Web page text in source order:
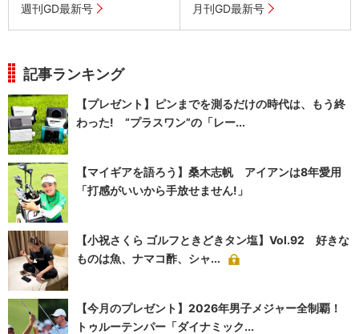
週刊GD最新号 月刊GD最新号
記事ランキング
【プレゼント】ピンまでを測るだけの時代は、もう終
わった! “プラスワン”の「レー...
【マイギアを語ろう】桑木志帆 アイアンは8年愛用
「打感がいいから手放せません!」
【小祝さくら ゴルフときどきタン塩】Vol.92 好きな
ものは魚、ナマコ酢、シャ...
【今月のプレゼント】2026年男子メジャー全制覇！
トゥルーテンパー「ダイナミック...